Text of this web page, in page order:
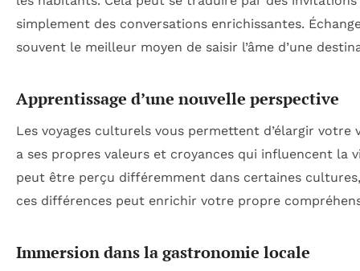
simplement des conversations enrichissantes.
souvent le meilleur moyen de saisir l’âme d’une
Apprentissage d’une nouvelle perspective
Les voyages culturels vous permettent d’élargir
a ses propres valeurs et croyances qui influencent la
peut être perçu différemment dans certaines
ces différences peut enrichir votre propre
Immersion dans la gastronomie locale